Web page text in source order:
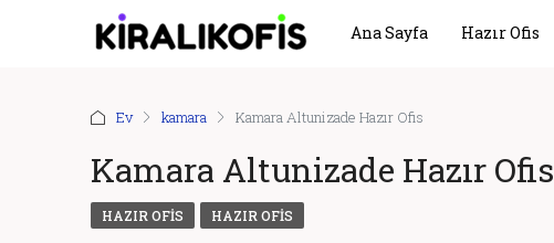
Ana Sayfa Hazır Ofis
Ev kamara Kamara Altunizade Hazır Ofis
Kamara Altunizade Hazır Ofis
HAZIR OFIS HAZIR OFIS